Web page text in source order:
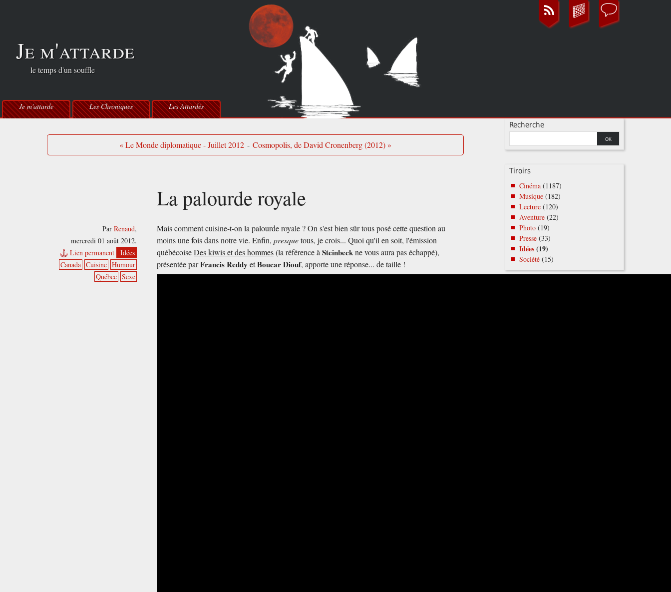
Je m'attarde
le temps d'un souffle
Je m'attarde Les Chroniques Les Attardés
« Le Monde diplomatique - Juillet 2012 - Cosmopolis, de David Cronenberg (2012) »
La palourde royale
ParRenaud,
mercredi 01 août 2012.
Lien permanent
Idées
Canada Cuisine Humour
Québec Sexe
Mais comment cuisine-t-on la palourde royale ? On s'est bien sûr tous posé cette question au
moins une fois dans notre vie. Enfin,presquetous, je crois... Quoi qu'il en soit, l'émission
québécoiseDes kiwis et des hommes(la référence àSteinbeckne vous aura pas échappé),
présentée parFrancis Reddy etBoucar Diouf, apporte une réponse... de taille !
Recherche
Tiroirs
Cinéma (1187)
Musique (182)
Lecture (120)
Aventure (22)
Photo (19)
Presse (33)
Idées (19)
Société (15)